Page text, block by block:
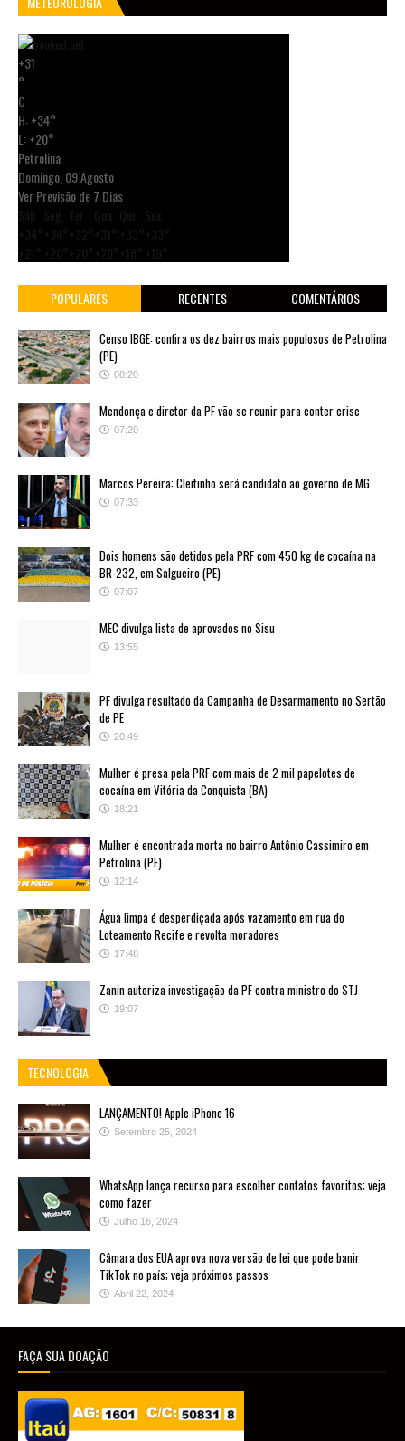
+31
°
C
H:+34°
L:+20°
Petrolina
Domingo, 09 Agosto
Ver Previsão de 7 Dias
POPULARES RECENTES COMENTÁRIOS
Censo IBGE: confira os dez bairros mais populosos de Petrolina
(PE)
08:20
Mendonça e diretor da PF vão se reunir para conter crise
07:20
Marcos Pereira: Cleitinho será candidato ao governo de MG
07:33
Dois homens são detidos pela PRF com 450 kg de cocaína na
BR-232, em Salgueiro (PE)
07:07
MEC divulga lista de aprovados no Sisu
13:55
PF divulga resultado da Campanha de Desarmamento no Sertão
de PE
20:49
Mulher é presa pela PRF com mais de 2 mil papelotes de
cocaína em Vitória da Conquista (BA)
18:21
Mulher é encontrada morta no bairro Antônio Cassimiro em
Petrolina (PE)
12:14
Água limpa é desperdiçada após vazamento em rua do
Loteamento Recife e revolta moradores
17:48
Zanin autoriza investigação da PF contra ministro do STJ
19:07
TECNOLOGIA
LANÇAMENTO! Apple iPhone 16
Setembro 25, 2024
WhatsApp lança recurso para escolher contatos favoritos; veja
como fazer
Julho 16, 2024
Câmara dos EUA aprova nova versão de lei que pode banir
TikTok no país; veja próximos passos
Abril 22, 2024
FAÇA SUA DOAÇÃO